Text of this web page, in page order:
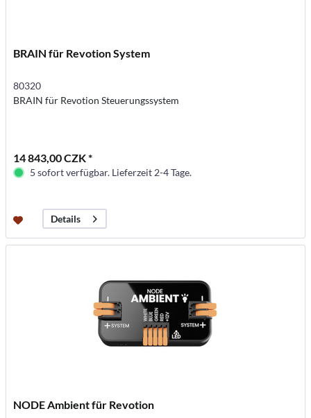
BRAIN für Revotion System
80320
BRAIN für Revotion Steuerungssystem
14 843,00 CZK *
5 sofort verfügbar. Lieferzeit 2-4 Tage.
Details
NODE Ambient für Revotion